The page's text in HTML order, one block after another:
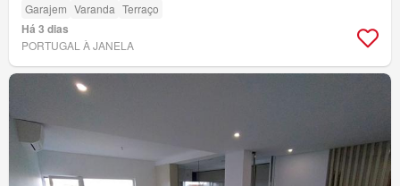
Garajem Varanda Terraço
Há 3 dias
PORTUGAL À JANELA